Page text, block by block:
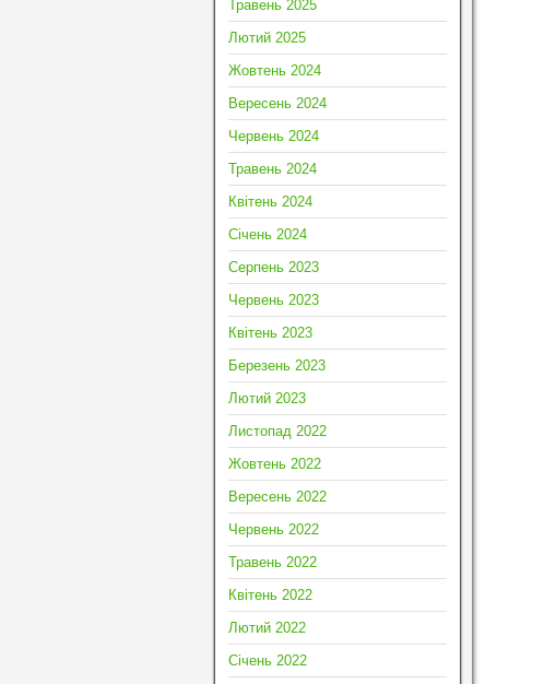
Травень 2025
Лютий 2025
Жовтень 2024
Вересень 2024
Червень 2024
Травень 2024
Квітень 2024
Січень 2024
Серпень 2023
Червень 2023
Квітень 2023
Березень 2023
Лютий 2023
Листопад 2022
Жовтень 2022
Вересень 2022
Червень 2022
Травень 2022
Квітень 2022
Лютий 2022
Січень 2022